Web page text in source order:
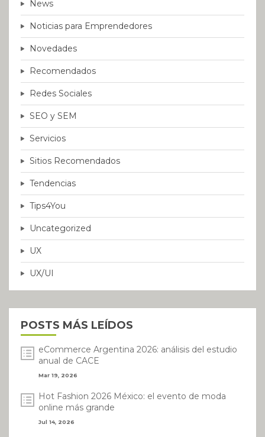
News
Noticias para Emprendedores
Novedades
Recomendados
Redes Sociales
SEO y SEM
Servicios
Sitios Recomendados
Tendencias
Tips4You
Uncategorized
UX
UX/UI
POSTS MÁS LEÍDOS
eCommerce Argentina 2026: análisis del estudio
anual de CACE
Mar 19, 2026
Hot Fashion 2026 México: el evento de moda
online más grande
Jul 14, 2026